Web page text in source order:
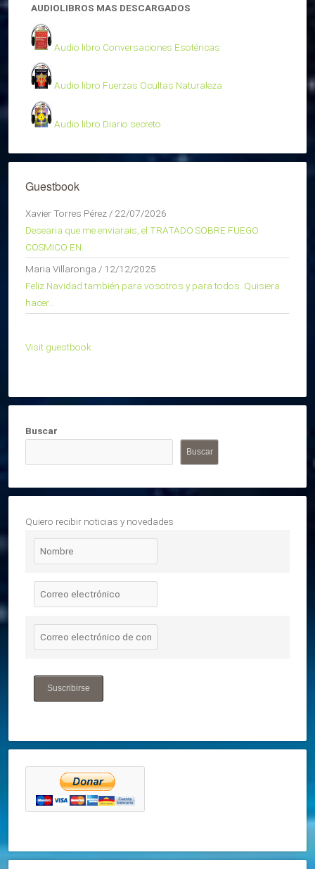
AUDIOLIBROS MAS DESCARGADOS
Audio libro Conversaciones Esotéricas
Audio libro Fuerzas Ocultas Naturaleza
Audio libro Diario secreto
Guestbook
Xavier Torres Pérez/ 22/07/2026
Desearia que me enviarais, el TRATADO SOBRE FUEGO
COSMICO EN...
Maria Villaronga / 12/12/2025
Feliz Navidad también para vosotros y para todos. Quisiera
hacer...
Visit guestbook
Buscar
Buscar
Quiero recibir noticias y novedades
Suscribirse